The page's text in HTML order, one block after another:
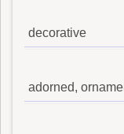
decorative
adorned,